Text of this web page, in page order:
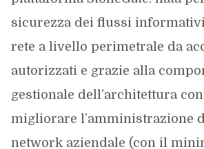
sicurezza dei flussi
rete a livello perimetrale da
autorizzati e grazie alla
gestionale dell’architettura
migliorare l’amministrazione
network aziendale (con il